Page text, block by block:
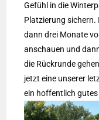
Gefühl in die
Platzierung sichern.
dann drei Monate
anschauen und
die Rückrunde
jetzt eine unserer
ein hoffentlich gutes